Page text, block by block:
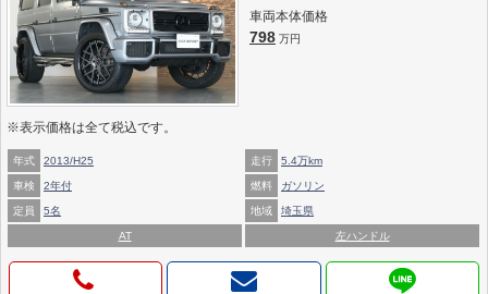
車両本体価格
798 万円
※表示価格は全て税込です。
年式 2013/H25 走行 5.4万km
車検 2年付 燃料 ガソリン
定員 5名 地域 埼玉県
AT 左ハンドル